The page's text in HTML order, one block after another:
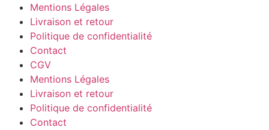
Mentions Légales
Livraison et retour
Politique de confidentialité
Contact
CGV
Mentions Légales
Livraison et retour
Politique de confidentialité
Contact